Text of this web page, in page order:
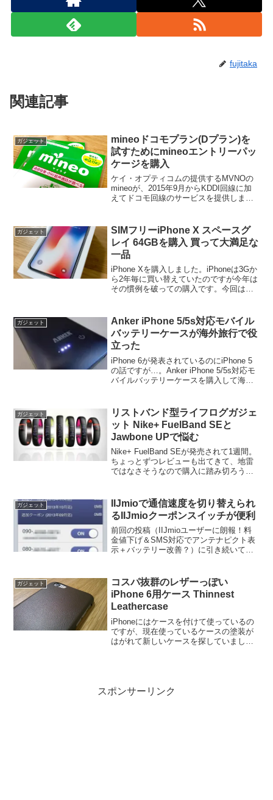
fujitaka
関連記事
ガジェット
mineoドコモプラン(Dプラン)を
試すためにmineoエントリーパッ
ケージを購入
ケイ・オプティコムの提供するMVNOの
mineoが、2015年9月からKDDI回線に加
えてドコモ回線のサービスを提供しま
手数料が不要にになるmineoエントリーパ
ッケー...
ガジェット
SIMフリーiPhone X スペースグ
レイ 64GBを購入 買って大満足な
一品
iPhone Xを購入しました。iPhoneは3Gか
ら2年毎に買い替えていたのですが今年は
その慣例を破っての購入です。今回は数
リーのiPhoneを買うことにしていたの...
ガジェット
Anker iPhone 5/5s対応モバイル
バッテリーケースが海外旅行で役
立った
iPhone 6が発表されているのにiPhone 5
の話ですが…。Anker iPhone 5/5s対応モ
バイルバッテリーケースを購入して海外
リーケース...
ガジェット
リストバンド型ライフログガジェ
ット Nike+ FuelBand SEと
Jawbone UPで悩む
Nike+ FuelBand SEが発売されて1週間。
ちょっとずつレビューも出てきて、地雷
ではなさそうなので購入に踏み切ろうか
店舗で在庫があるようなので、さら...
ガジェット
IIJmioで通信速度を切り替えられ
るIIJmioクーポンスイッチが便利
前回の投稿（IIJmioユーザーに朗報！料
金値下げ＆SMS対応でアンテナピクト表
示＋バッテリー改善？）に引き続いて
切り替えを試してみた。
ガジェット
コスパ抜群のレザーっぽい
iPhone 6用ケース Thinnest
Leathercase
iPhoneにはケースを付けて使っているの
ですが、現在使っているケースの塗装が
はがれて新しいケースを探していまし
スポンサーリンク